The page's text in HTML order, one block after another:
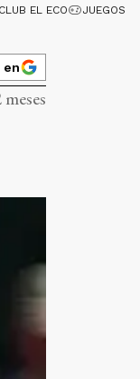
CLUB EL ECO JUEGOS
en